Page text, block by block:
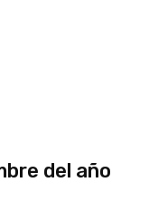
del año